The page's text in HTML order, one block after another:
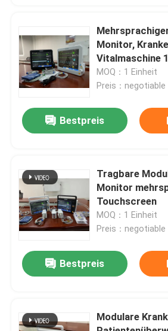
Videos
Über uns
Fabrik-Ausflug
Qualitätskontrolle
Treten Sie mit uns in Verbindung
Fälle
Monitor,
Vitalmaschine
Erwachsene
MOQ：1 Einheit
Preis：negotiable
Bestpreis
Tragbare
Monitor
Touchscreen
MOQ：1 Einheit
Preis：negotiable
Bestpreis
Modulare